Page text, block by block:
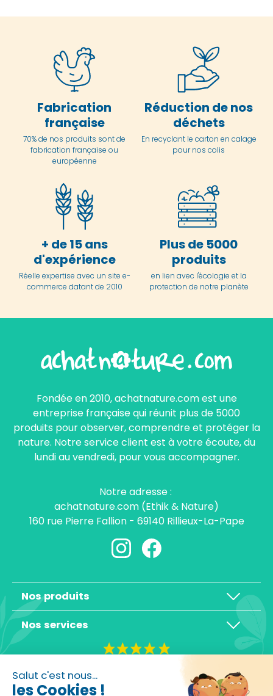
Salut c'est nous...
les Cookies !
Fabrication
française
70% de nos produits sont de
fabrication française ou
européenne
Réduction de nos
déchets
En recyclant le carton en calage
pour nos colis
+ de 15 ans
d'expérience
Réelle expertise avec un site e-
commerce datant de 2010
Plus de 5000
produits
en lien avec l'écologie et la
protection de notre planète
Fondée en 2010, achatnature.com est une
entreprise française qui réunit plus de 5000
produits pour observer, comprendre et protéger la
nature. Notre service client est à votre écoute, du
lundi au vendredi, pour vous accompagner.
Notre adresse :
achatnature.com (Ethik & Nature)
160 rue Pierre Fallion - 69140 Rillieux-La-Pape
Nos produits
Nos services